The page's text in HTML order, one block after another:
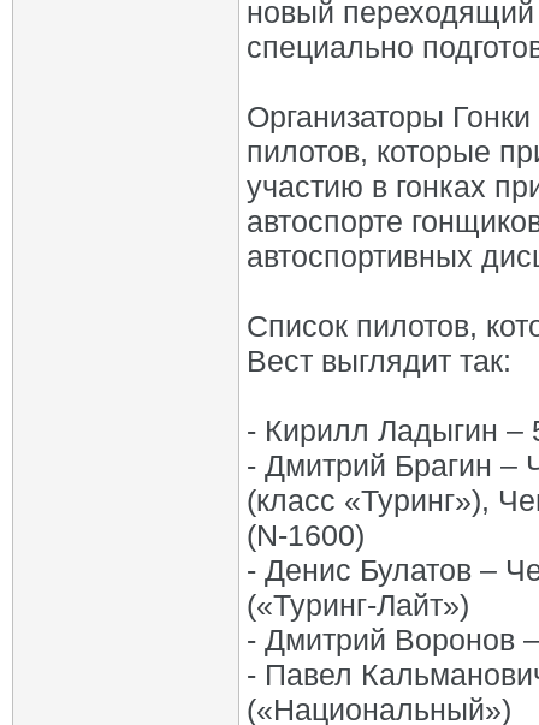
новый
специально
Организаторы
пилотов, которые
участию в гонках
автоспорте
автоспортивных
Список пилотов,
Вест выглядит так:
- Кирилл Ладыгин –
- Дмитрий Брагин –
(класс «Туринг»),
(N-1600)
- Денис Булатов –
(«Туринг-Лайт»)
- Дмитрий Воронов
- Павел
(«Национальный»)